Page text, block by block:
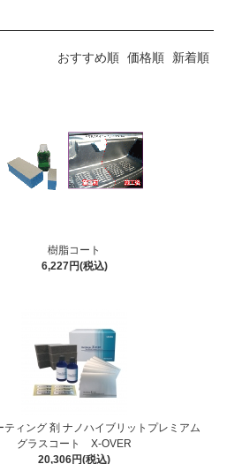
おすすめ順 価格順 新着順
樹脂コート
6,227円(税込)
ティング 剤 ナノハイブリットプレミアム
グラスコート X-OVER
20,306円(税込)